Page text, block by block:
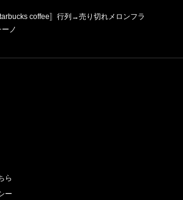
coffee〛行列→売り切れメロンフラ
ノ
ら
ー